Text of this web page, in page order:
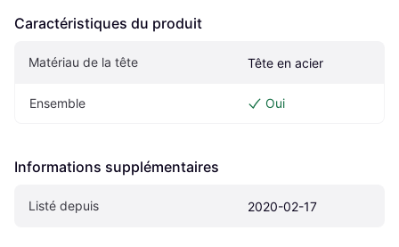
Caractéristiques du produit
Matériau de la tête Tête en acier
Ensemble Oui
Informations supplémentaires
Listé depuis 2020-02-17